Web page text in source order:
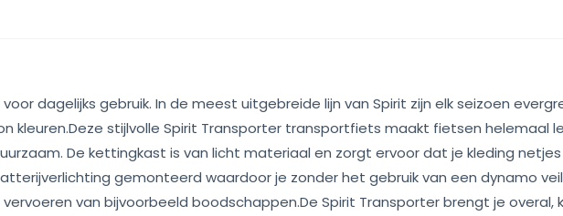
dagelijks gebruik. In de meest uitgebreide lijn van Spirit zijn elk seizoen
kleuren.Deze stijlvolle Spirit Transporter transportfiets maakt fietsen helemaal
De kettingkast is van licht materiaal en zorgt ervoor dat je kleding
gemonteerd waardoor je zonder het gebruik van een dynamo
van bijvoorbeeld boodschappen.De Spirit Transporter brengt je overal,